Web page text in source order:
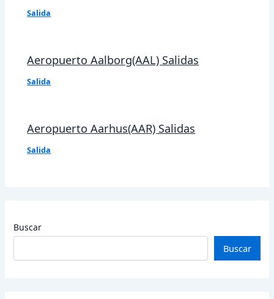
Salida
Aeropuerto Aalborg(AAL) Salidas
Salida
Aeropuerto Aarhus(AAR) Salidas
Salida
Buscar
Buscar